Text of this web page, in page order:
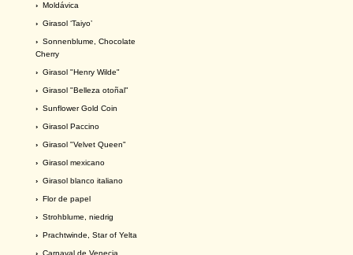
› Moldávica
› Girasol ‘Taiyo’
› Sonnenblume, Chocolate
Cherry
› Girasol "Henry Wilde"
› Girasol "Belleza otoñal"
› Sunflower Gold Coin
› Girasol Paccino
› Girasol "Velvet Queen"
› Girasol mexicano
› Girasol blanco italiano
› Flor de papel
› Strohblume, niedrig
› Prachtwinde, Star of Yelta
› Carnaval de Venecia.